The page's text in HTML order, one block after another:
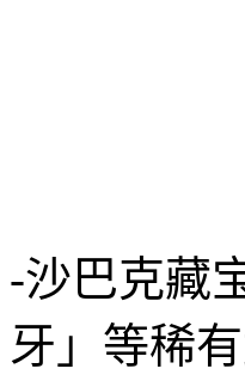
-沙巴克藏
牙」等稀